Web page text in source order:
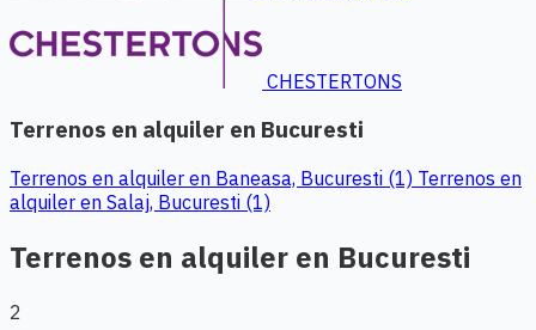
CHESTERTONS
Terrenos en alquiler en Bucuresti
Terrenos en alquiler en Baneasa, Bucuresti (1) Terrenos en
alquiler en Salaj, Bucuresti (1)
Terrenos en alquiler en Bucuresti
2